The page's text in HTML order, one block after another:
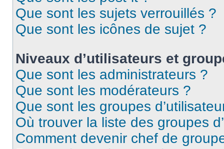
Que sont les sujets verrouillés ?
Que sont les icônes de sujet ?
Niveaux d’utilisateurs et
Que sont les administrateurs ?
Que sont les modérateurs ?
Que sont les groupes
Où trouver la liste des groupes
Comment devenir chef de